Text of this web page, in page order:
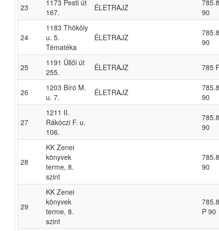
23
1173 Pesti út
167.
ÉLETRAJZ
90
24
1183 Thököly
u. 5.
Tématéka
ÉLETRAJZ
90
25
1191 Üllői út
255.
ÉLETRAJZ 785
26
1203 Bíró M.
u. 7.
ÉLETRAJZ
90
27
1211 II.
Rákóczi F. u.
106.
90
28
KK Zenei
könyvek
terme, 8.
szint
90
29
KK Zenei
könyvek
terme, 8.
szint
P 90